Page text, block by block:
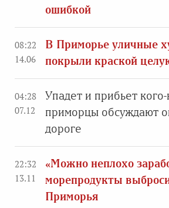
ошибкой
08:22
14.06
В Приморье уличные
покрыли краской
04:28
07.12
Упадет и прибьет кого-
приморцы обсуждают
дороге
22:32
13.11
«Можно неплохо
морепродукты
Приморья